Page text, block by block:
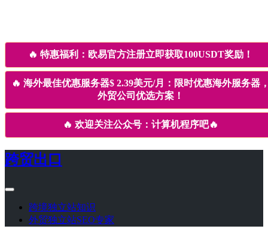
🔥 特惠福利：欧易官方注册立即获取100USDT奖励！
🔥 海外最佳优惠服务器$ 2.39美元/月：限时优惠海外服务器
外贸公司优选方案！
🔥 欢迎关注公众号：计算机程序吧🔥
跨贸出口
跨境独立站知识
外贸独立站SEO专家